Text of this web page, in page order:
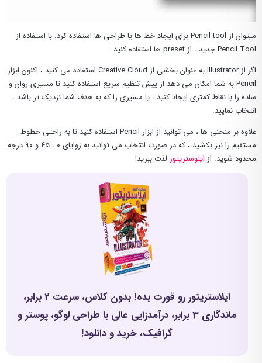
میتوان از Pencil tool برای ایجاد خط ها یا طراحی ها استفاده کرد. با استفاده از
Pencil Tool جدید ، از preset ها استفاده کنید.
اگر از Illustrator به عنوان بخشی از Creative Cloud استفاده می کنید ، اکنون ابزار
Pencil به شما امکان می دهد از پیش تنظیم سریع استفاده کنید تا مسیری روان و
ساده را با نقاط کمتری ایجاد کنید ، یا مسیری را که به هدف شما نزدیک تر باشد ،
انتخاب نمایید.
علاوه بر منحنی ها ، می توانید از ابزار Pencil استفاده کنید تا به راحتی خطوط
مستقیم را نیز بکشید ، که در صورت انتخاب می توانید به زوایای ۰ ، ۴۵ و ۹۰ درجه
محدود شوید. از ایلوستریتورلذت ببرید!
ایلاستریتور رو قورت بده! بدون کلاس، سرعت 2 برابر،
ماندگاری 3 برابر، درآمدزایی عالی با طراحی لوگو، پوستر و
گرافیک، خرید و دانلود!